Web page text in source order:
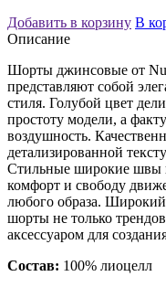
Добавить в корзину В
Описание
Шорты джинсовые от
представляют собой
стиля. Голубой цвет
простоту модели, а
воздушность.
детализированной
Стильные широкие швы
комфорт и свободу
любого образа.
шорты не только
аксессуаром для
Состав: 100% лиоцелл